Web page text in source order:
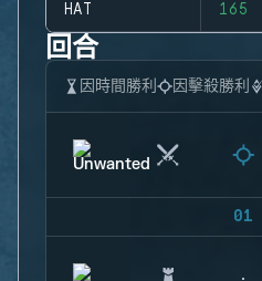
HAT 165
回合
因時間勝利 因擊殺勝利
01